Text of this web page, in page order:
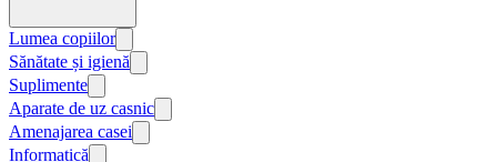
Lumea copiilor
Sănătate și igienă
Suplimente
Aparate de uz casnic
Amenajarea casei
Informatică